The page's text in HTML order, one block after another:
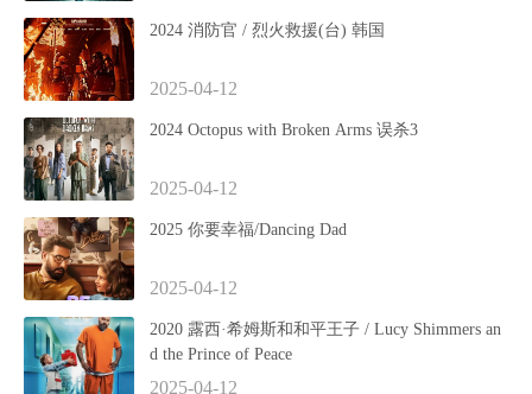
2024 消防官 / 烈火救援(台) 韩国
2025-04-12
2024 Octopus with Broken Arms 误杀3
2025-04-12
2025 你要幸福/Dancing Dad
2025-04-12
2020 露西·希姆斯和和平王子 / Lucy Shimmers an
d the Prince of Peace
2025-04-12